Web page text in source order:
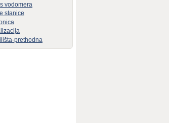
vodomera
stanice
prethodna